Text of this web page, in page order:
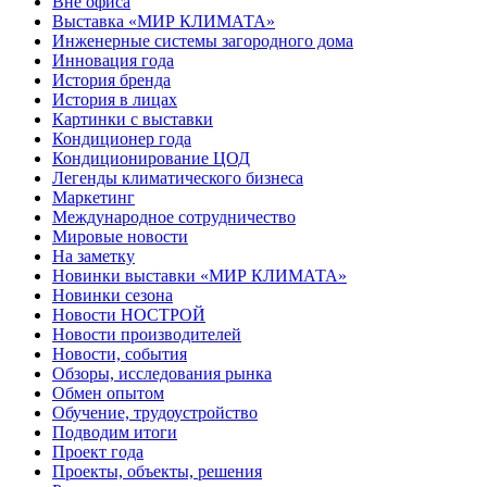
Выставка «МИР КЛИМАТА»
Инженерные системы загородного дома
Инновация года
История бренда
История в лицах
Картинки с выставки
Кондиционер года
Кондиционирование ЦОД
Легенды климатического бизнеса
Маркетинг
Международное сотрудничество
Мировые новости
На заметку
Новинки выставки «МИР КЛИМАТА»
Новинки сезона
Новости НОСТРОЙ
Новости производителей
Новости, события
Обзоры, исследования рынка
Обмен опытом
Обучение, трудоустройство
Подводим итоги
Проект года
Проекты, объекты, решения